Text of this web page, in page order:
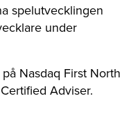
spelutvecklingen
under
Nasdaq First North
Adviser.